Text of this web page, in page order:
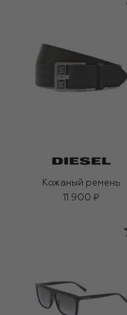
Кожаный ремень
11 900 ₽